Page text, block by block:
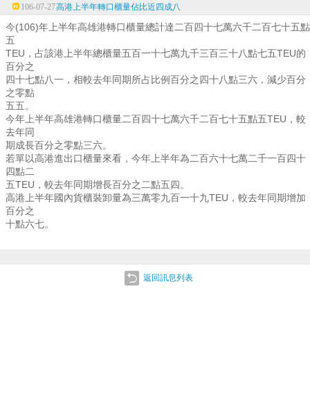
106-07-27高港上半年轉口櫃量佔比近四成八
今(106)年上半年高雄港轉口櫃量總計達二百四十七萬六千二百七十五點
五
TEU，占該港上半年總櫃量五百一十七萬九千三百三十八點七五TEU的
百分之
四十七點八一，相較去年同期所占比例百分之四十八點三六，減少百分
之零點
五五。
今年上半年高雄港轉口櫃量二百四十七萬六千二百七十五點五TEU，較
去年同
期成長百分之零點三六。
若單以高港進出口櫃量來看，今年上半年為二百六十七萬二千一百四十
四點二
五TEU，較去年同期增長百分之二點五四。
高港上半年國內貨櫃裝卸量為三萬零九百一十九TEU，較去年同期增加
百分之
十點六七。
返回訊息列表